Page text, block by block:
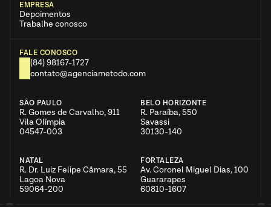
EMPRESA
Depoimentos
Trabalhe conosco
FALE CONOSCO
(84) 98167-1727
contato@agenciametodo.com
SÃO PAULO
R. Gomes de Carvalho, 911
Vila Olímpia
04547-003
BELO HORIZONTE
R. Paraíba, 550
Savassi
30130-140
NATAL
R. Dr. Luiz Felipe Câmara, 55
Lagoa Nova
59064-200
FORTALEZA
Av. Coronel Miguel Dias, 100
Guararapes
60810-1607